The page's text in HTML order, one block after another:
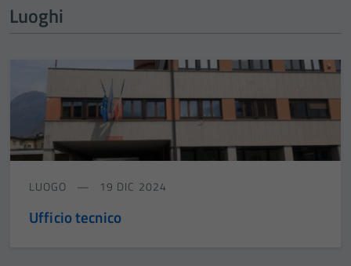
Luoghi
LUOGO 19 DIC 2024
Ufficio tecnico